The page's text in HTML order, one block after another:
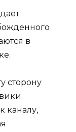
в
сторону
каналу,